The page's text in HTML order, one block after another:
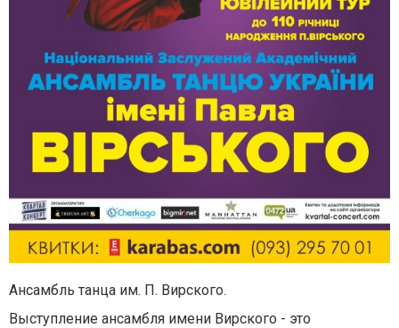
Ансамбль танца им. П. Вирского.
Выступление ансамбля имени Вирского - это